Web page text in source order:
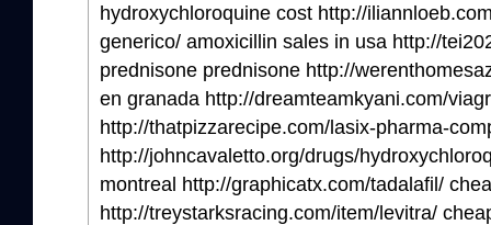
hydroxychloroquine cost http://
generico/ amoxicillin sales in usa http://
prednisone prednisone http://
en granada http://dreamteamkyani.com/
http://thatpizzarecipe.com/lasix-pharma-
http://johncavaletto.org/drugs/
montreal http://graphicatx.com/tadalafil/
http://treystarksracing.com/item/levitra/